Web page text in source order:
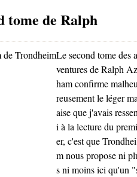
tome de Ralph
Le second tome des a
ventures de Ralph Az
ham confirme malheu
reusement le léger
aise que j'avais
i à la lecture du premi
er, c'est que Trondhei
m nous propose ni
s ni moins ici qu'un